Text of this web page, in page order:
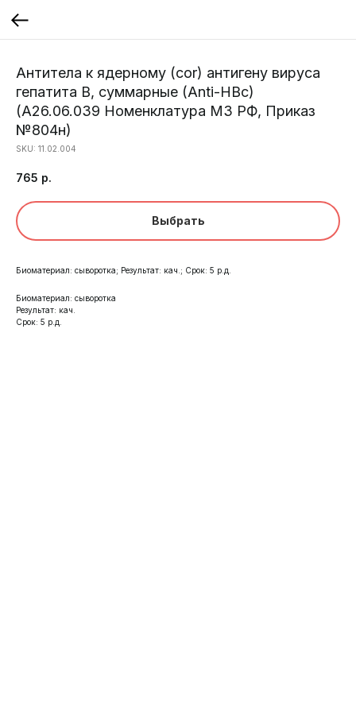
Антитела к ядерному (cor) антигену вируса
гепатита В, суммарные (Anti-HBc)
(A26.06.039 Номенклатура МЗ РФ, Приказ
№804н)
SKU: 11.02.004
765 р.
Выбрать
Биоматериал: сыворотка; Результат: кач.; Срок: 5 р.д.
Биоматериал: сыворотка
Результат: кач.
Срок: 5 р.д.